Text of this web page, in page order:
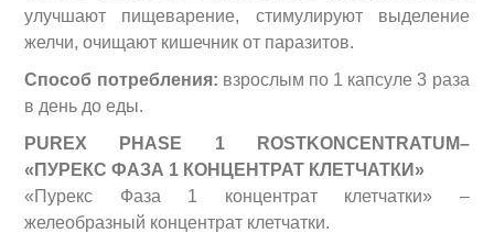
улучшают пищеварение, стимулируют выделение
желчи, очищают кишечник от паразитов.
Способ потребления: взрослым по 1 капсуле 3 раза
в день до еды.
PUREX P HASE 1
ROSTKONCENTRATUM–
«ПУРЕКС ФАЗА 1 КОНЦЕНТРАТ КЛЕТЧАТКИ»
«Пурекс Фаза 1 концентрат клетчатки» –
желеобразный концентрат клетчатки.